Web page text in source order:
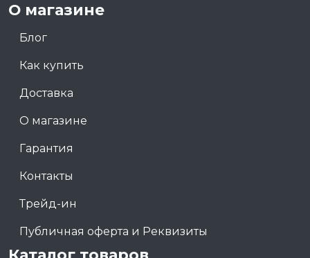
О магазине
Блог
Как купить
Доставка
О магазине
Гарантия
Контакты
Трейд-ин
Публичная оферта и Реквизиты